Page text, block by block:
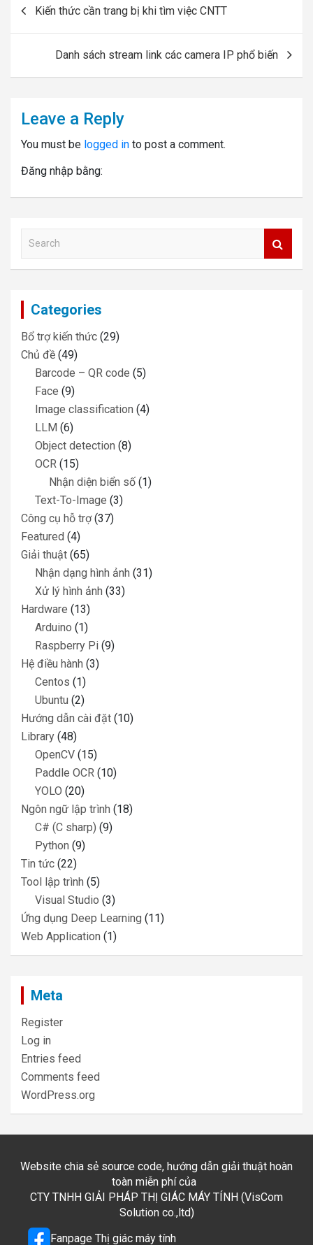
navigation
Kiến thức cần trang bị khi tìm việc CNTT
Danh sách stream link các camera IP phổ biến
Leave a Reply
You must be logged in to post a comment.
Đăng nhập bằng:
a
c
Categories
Bổ trợ kiến thức (29)
Chủ đề (49)
Barcode – QR code (5)
Face (9)
Image classification (4)
LLM (6)
Object detection (8)
OCR (15)
Nhận diện biển số (1)
Text-To-Image (3)
Công cụ hỗ trợ(37)
Featured (4)
Giải thuật (65)
Nhận dạng hình ảnh (31)
Xử lý hình ảnh (33)
Hardware (13)
Arduino (1)
Raspberry Pi (9)
Hệ điều hành (3)
Centos (1)
Ubuntu (2)
Hướng dẫn cài đặt (10)
Library (48)
OpenCV (15)
Paddle OCR (10)
YOLO (20)
Ngôn ngữ lập trình (18)
C# (C sharp) (9)
Python (9)
Tin tức (22)
Tool lập trình (5)
Visual Studio (3)
Ứng dụng Deep Learning (11)
Web Application (1)
Meta
Register
Log in
Entries feed
Comments feed
WordPress.org
Website chia sẻ source code, hướng dẫn giải thuật hoàn
toàn miễn phí của
CTY TNHH GIẢI PHÁP THỊ GIÁC MÁY TÍNH (VisCom
Solution co.,ltd)
Fanpage Thị giác máy tính